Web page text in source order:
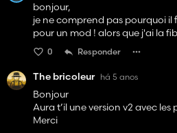
bonjour,
je ne comprend pas pourquoi
pour un mod ! alors que j'ai la
0 Responder
The bricoleur há 5 anos
Bonjour
Aura t’il une version v2 avec les
Merci